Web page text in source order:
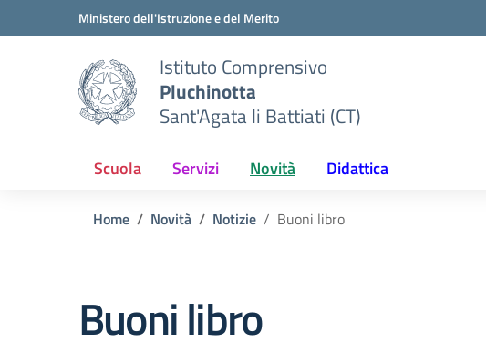
Vai ai contenuti
Vai al menu di navigazioneMinistero dell'Istruzione e del Merito
Istituto Comprensivo
Pluchinotta
Sant'Agata li Battiati (CT)
Scuola Servizi Novità Didattica
Home Novità Notizie Buoni libro
Buoni libro